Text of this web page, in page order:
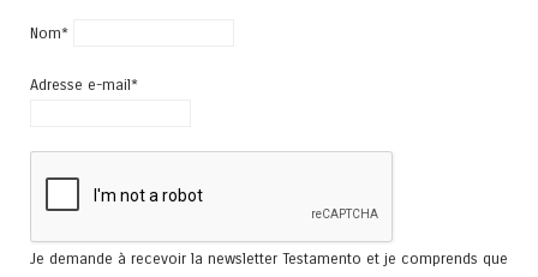
Nom*
Adresse e-mail*
Je demande à recevoir la newsletter Testamento et je comprends que